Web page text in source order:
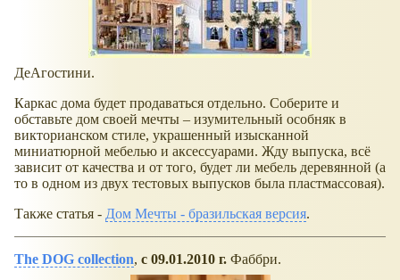
ДеАгостини.
Каркас дома будет продаваться отдельно. Соберите и
обставьте дом своей мечты – изумительный особняк в
викторианском стиле, украшенный изысканной
миниатюрной мебелью и аксессуарами. Жду выпуска, всё
зависит от качества и от того, будет ли мебель деревянной (а
то в одном из двух тестовых выпусков была пластмассовая).
Также статья - Дом Мечты - бразильская версия.
The DOG collection, с 09.01.2010 г. Фаббри.